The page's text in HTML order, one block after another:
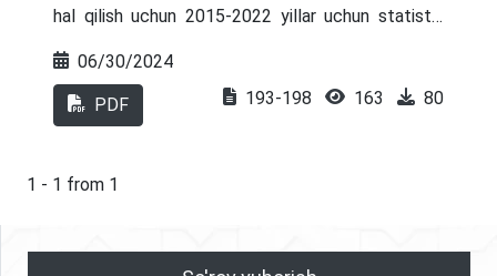
hal qilish uchun 2015-2022 yillar uchun statistik
va rivojlanayotgan
mamlakatlarning milliy iqtisodiyotlari uchun kichik
biznesning roli ko'rsatilgan, bandlik,
tuzilishi, byudjet va byudjetdan tashqari
Qoraqalpoǵıstonda kichik tadbirkorlik bo'yicha
06/30/2024
PDF 193-198 163 80
1 - 1 from 1